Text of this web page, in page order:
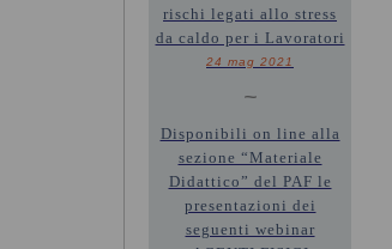
rischi legati allo stress
da caldo per i Lavoratori
24 mag 2021
~
Disponibili on line alla
sezione “Materiale
Didattico” del PAF le
presentazioni dei
seguenti webinar